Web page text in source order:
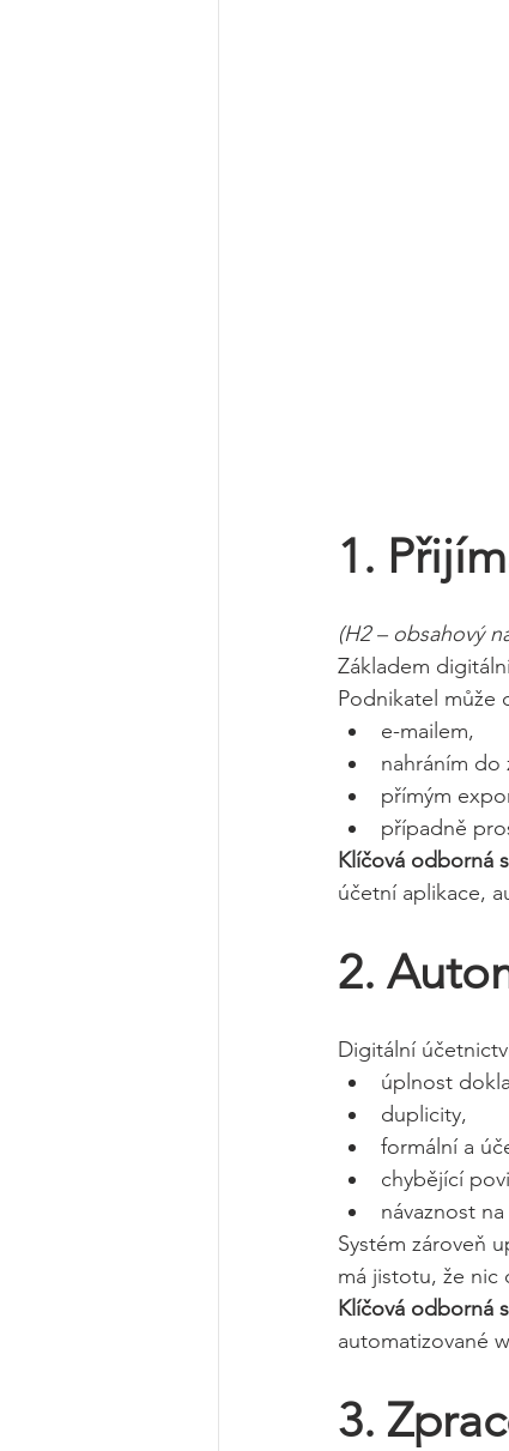
1.
(H2 – obsahový
Základem
Podnikatel může
e-mailem,
nahráním do
přímým
případně
Klíčová odborná
účetní aplikace,
2.
Digitální
úplnost
duplicity,
formální a
chybějící
návaznost
Systém zároveň
má jistotu, že nic
Klíčová odborná
automatizované
3.